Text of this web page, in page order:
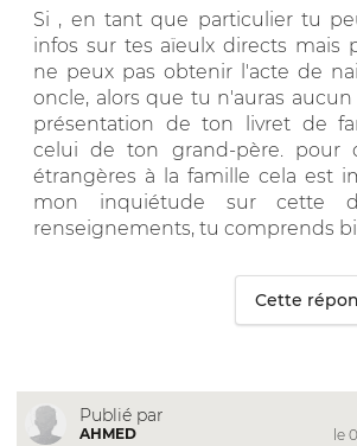
Si , en tant que particulier tu
infos sur tes aïeulx directs mais
ne peux pas obtenir l'acte de
oncle, alors que tu n'auras
présentation de ton livret de
celui de ton grand-père. pour
étrangères à la famille cela est
mon inquiétude sur cette
renseignements, tu comprends
Cette
Publié par
AHMED
le